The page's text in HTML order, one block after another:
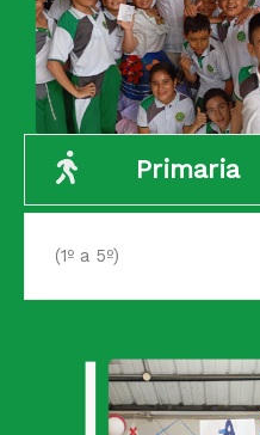
Primaria
(1º a 5º)